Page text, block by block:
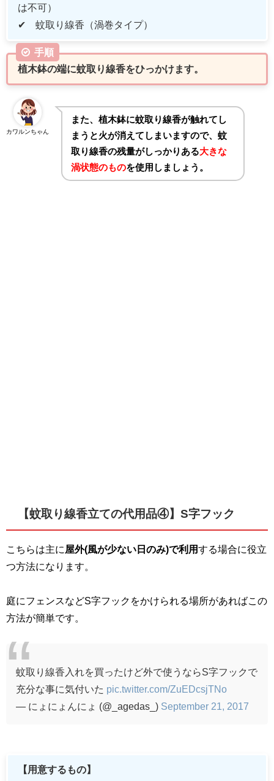
は不可）
✔ 蚊取り線香（渦巻タイプ）
手順
植木鉢の端に蚊取り線香をひっかけます。
カワルンちゃん
また、植木鉢に蚊取り線香が触れてし
まうと火が消えてしまいますので、蚊
取り線香の残量がしっかりある大きな
渦状態のものを使用しましょう。
【蚊取り線香立ての代用品④】S字フック
こちらは主に 屋外(風が少ない日のみ)で利用する場合に役立
つ方法になります。
庭にフェンスなどS字フックをかけられる場所があればこの
方法が簡単です。
蚊取り線香入れを買ったけど外で使うならS字フックで
充分な事に気付いた pic.twitter.com/ZuEDcsjTNo
— にょにょんにょ (@_agedas_) September 21, 2017
【用意するもの】